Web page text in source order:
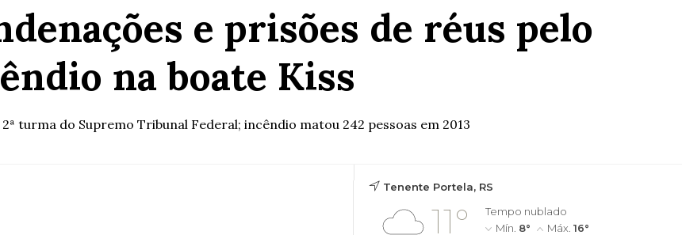
e prisões de réus pelo
na boate Kiss
turma do Supremo Tribunal Federal; incêndio matou 242 pessoas em 2013
Tenente Portela, RS
11°
Tempo nublado
Mín. 8° Máx. 16°